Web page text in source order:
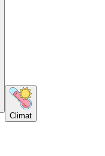
Climat